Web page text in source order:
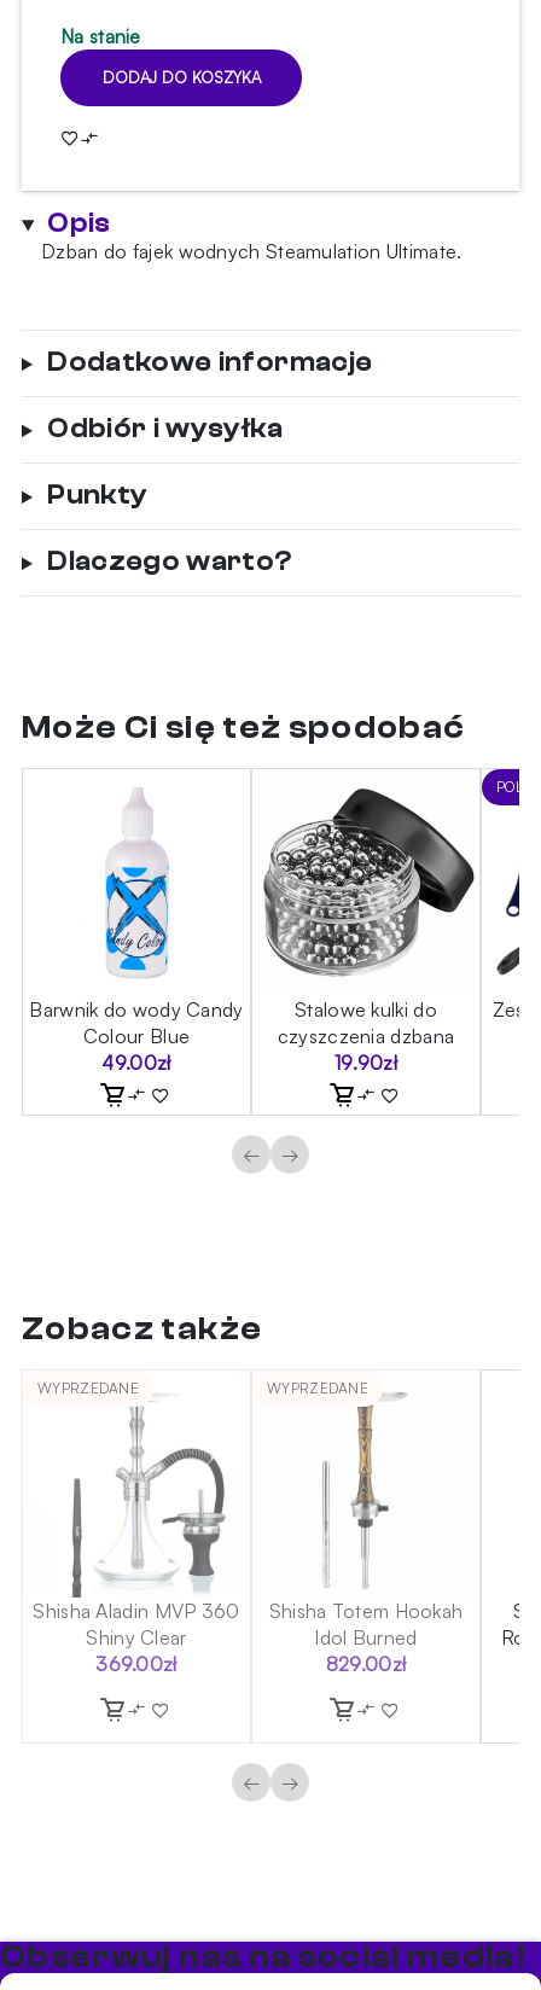
Na stanie
ilość
Steamulation
Clear
SteamClick
DODAJ DO KOSZYKA
Opis
Dzban do fajek wodnych Steamulation Ultimate.
Dodatkowe informacje
Odbiór i wysyłka
Punkty
Dlaczego warto?
Może Ci się też spodobać
Barwnik do wody Candy
Colour Blue
49.00zł
Stalowe kulki do
czyszczenia dzbana
19.90zł
← →
Zobacz także
WYPRZEDANE
Shisha Aladin MVP 360
Shiny Clear
369.00zł
WYPRZEDANE
Shisha Totem Hookah
Idol Burned
829.00zł
← →
Obserwuj nas na social media!